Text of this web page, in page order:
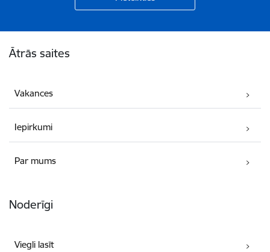
Ātrās saites
Vakances
Iepirkumi
Par mums
Noderīgi
Viegli lasīt